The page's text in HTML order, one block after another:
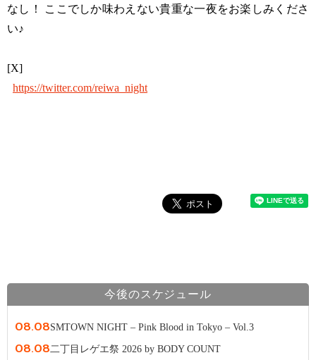
なし！ ここでしか味わえない貴重な一夜をお楽しみくださ
い♪
[X]
https://twitter.com/reiwa_night
今後のスケジュール
08.08SMTOWN NIGHT – Pink Blood in Tokyo – Vol.3
08.08二丁目レゲエ祭 2026 by BODY COUNT